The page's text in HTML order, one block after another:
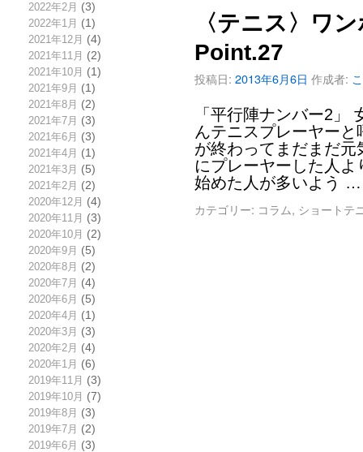
2022年2月 (3)
2022年1月 (1)
2021年12月 (4)
2021年11月 (2)
2021年10月 (1)
2021年9月 (1)
2021年8月 (2)
2021年7月 (3)
2021年6月 (3)
2021年4月 (1)
2021年3月 (5)
2021年2月 (2)
2020年12月 (4)
2020年11月 (3)
2020年10月 (2)
2020年9月 (5)
2020年8月 (2)
2020年7月 (4)
2020年6月 (5)
2020年4月 (1)
2020年3月 (3)
2020年2月 (4)
2020年1月 (6)
2019年11月 (3)
2019年10月 (7)
2019年8月 (3)
2019年7月 (2)
2019年6月 (3)
〈テニス〉ワ
Point.27
投稿日: 2013年6月6日 作成者:
「平行陣ナンバー2」
んテニスプレーヤー
が終わってまだまだ
にプレーヤーした人
始めた人が多いよう
カテゴリー: コラム, ショートテ